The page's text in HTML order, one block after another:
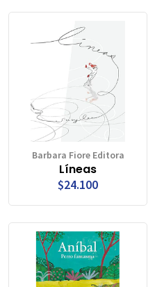
Barbara Fiore Editora
Líneas
$24.100